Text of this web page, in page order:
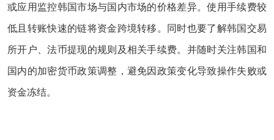
或应用监控韩国市场与国内市场的价格差异。使用手续费较
低且转账快速的链将资金跨境转移。同时也要了解韩国交易
所开户、法币提现的规则及相关手续费。并随时关注韩国和
国内的加密货币政策调整，避免因政策变化导致操作失败或
资金冻结。